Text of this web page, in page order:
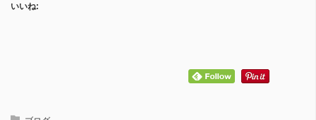
いいね: